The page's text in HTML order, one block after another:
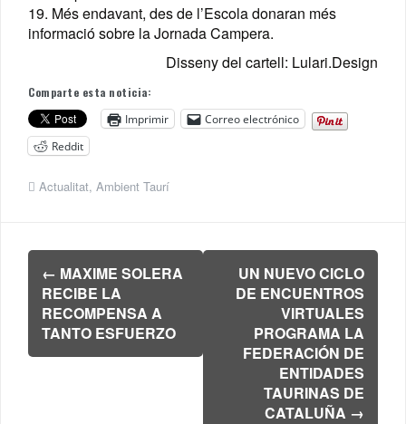
19. Més endavant, des de l’Escola donaran més
informació sobre la Jornada Campera.
Disseny del cartell: Lulari.Design
Comparte esta noticia:
Imprimir
Correo electrónico
Reddit
Actualitat, Ambient Taurí
Navegación
de
entradas
← MAXIME SOLERA
RECIBE LA
RECOMPENSA A
TANTO ESFUERZO
UN NUEVO CICLO
DE ENCUENTROS
VIRTUALES
PROGRAMA LA
FEDERACIÓN DE
ENTIDADES
TAURINAS DE
CATALUÑA →